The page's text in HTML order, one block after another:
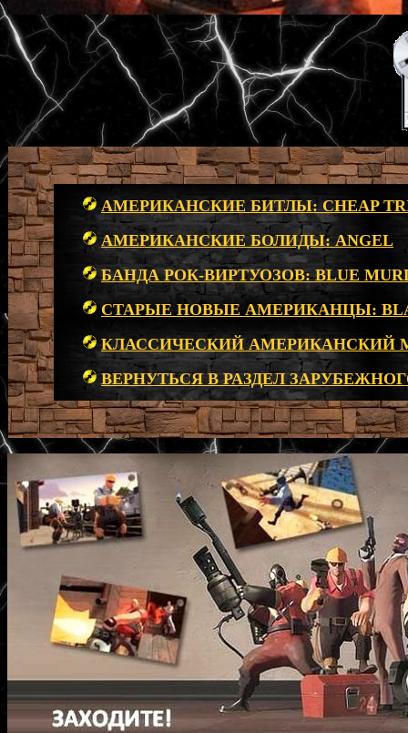
АМЕРИКАНСКИЕ БИТЛЫ: CHEAP
АМЕРИКАНСКИЕ БОЛИДЫ: ANGEL
БАНДА РОК-ВИРТУОЗОВ: BLUE
СТАРЫЕ НОВЫЕ АМЕРИКАНЦЫ:
КЛАССИЧЕСКИЙ АМЕРИКАНСКИЙ
ВЕРНУТЬСЯ В РАЗДЕЛ